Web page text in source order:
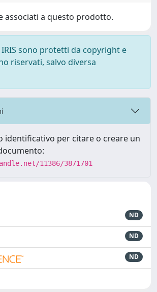
associati a questo prodotto.
sono protetti da copyright e
riservati, salvo diversa
identificativo per citare o creare un
11386/3871701
ND
ND
ND